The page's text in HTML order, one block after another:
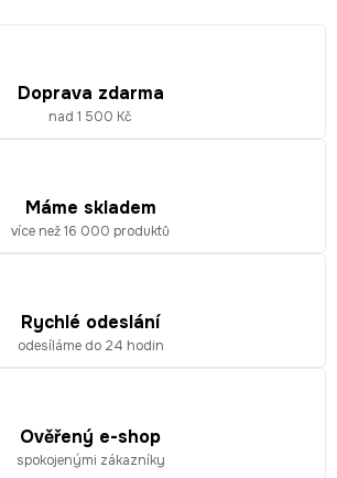
Doprava zdarma
nad 1 500 Kč
Máme skladem
více než 16 000 produktů
Rychlé odeslání
odesíláme do 24 hodin
Ověřený e-shop
spokojenými zákazníky